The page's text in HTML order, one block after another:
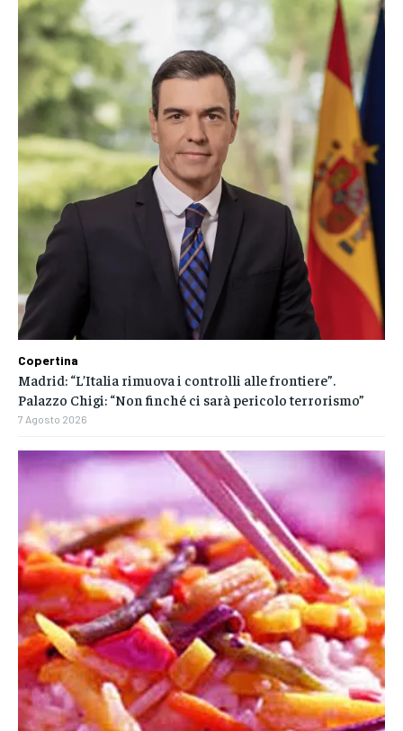
Copertina
Madrid: “L’Italia rimuova i controlli alle frontiere”.
Palazzo Chigi: “Non finché ci sarà pericolo terrorismo”
7 Agosto 2026